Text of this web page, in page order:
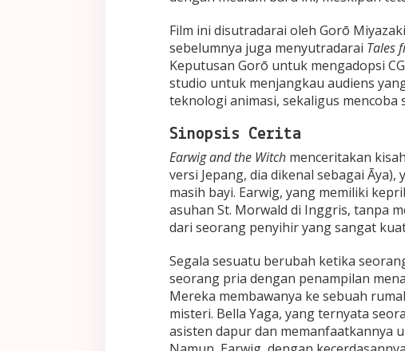
Film ini disutradarai oleh Gorō
sebelumnya juga menyutradarai Tales
Keputusan Gorō untuk mengadopsi
studio untuk menjangkau audiens
teknologi animasi, sekaligus mencoba
Sinopsis Cerita
Earwig and the Witchmenceritakan
versi Jepang, dia dikenal sebagai
masih bayi. Earwig, yang memiliki
asuhan St. Morwald di Inggris, tanpa
dari seorang penyihir yang sangat
Segala sesuatu berubah ketika
seorang pria dengan penampilan
Mereka membawanya ke sebuah
misteri. Bella Yaga, yang ternyata
asisten dapur dan memanfaatkannya